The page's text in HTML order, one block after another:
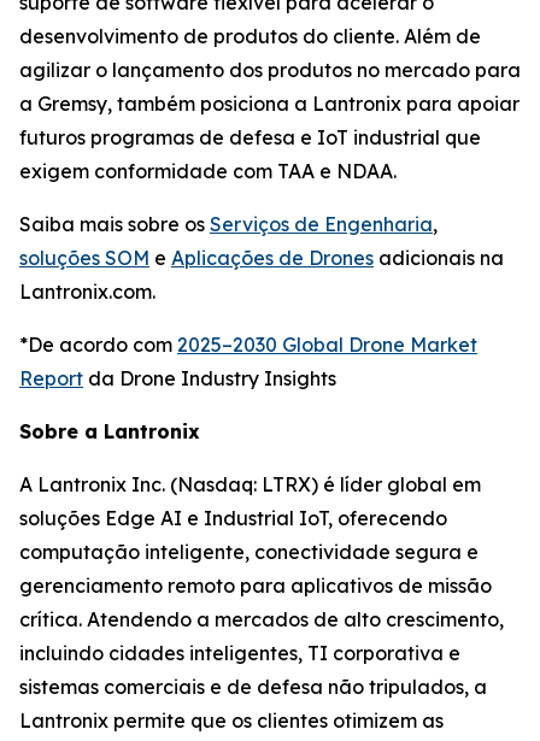
desenvolvimento de produtos do cliente. Além de
agilizar o lançamento dos produtos no mercado para
a Gremsy, também posiciona a Lantronix para apoiar
futuros programas de defesa e IoT industrial que
exigem conformidade com TAA e NDAA.
Saiba mais sobre os Serviços de Engenharia,
soluções SOM e Aplicações de Drones adicionais na
Lantronix.com.
*De acordo com 2025–2030 Global Drone Market
Report da Drone Industry Insights
Sobre a Lantronix
A Lantronix Inc. (Nasdaq: LTRX) é líder global em
soluções Edge AI e Industrial IoT, oferecendo
computação inteligente, conectividade segura e
gerenciamento remoto para aplicativos de missão
crítica. Atendendo a mercados de alto crescimento,
incluindo cidades inteligentes, TI corporativa e
sistemas comerciais e de defesa não tripulados, a
Lantronix permite que os clientes otimizem as